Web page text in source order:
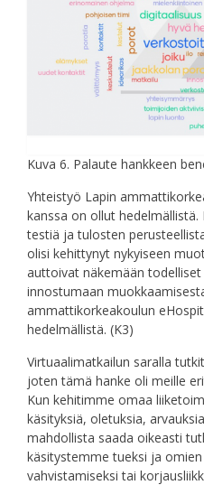
Kuva 6. Palaute hankkeen
Yhteistyö Lapin
kanssa on ollut
testiä ja tulosten
olisi kehittynyt nykyiseen
auttoivat näkemään
innostumaan
ammattikorkeakoulun
hedelmällistä. (K3)
Virtuaalimatkailun saralla
joten tämä hanke oli meille
Kun kehitimme omaa
käsityksiä, oletuksia,
mahdollista saada oikeasti
käsitystemme tueksi ja
vahvistamiseksi tai